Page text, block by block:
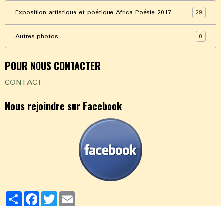
Exposition artistique et poétique Africa Poésie 2017 29
Autres photos 0
POUR NOUS CONTACTER
CONTACT
Nous rejoindre sur Facebook
PartagerFacebookTwitter